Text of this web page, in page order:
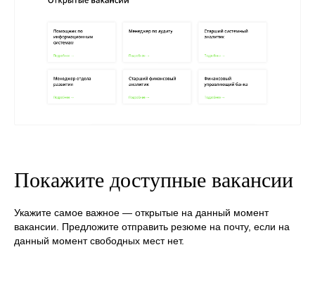
Покажите доступные вакансии
Укажите самое важное — открытые на данный момент
вакансии. Предложите отправить резюме на почту, если на
данный момент свободных мест нет.